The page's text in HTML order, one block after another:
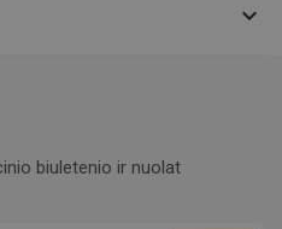

biuletenio ir nuolat